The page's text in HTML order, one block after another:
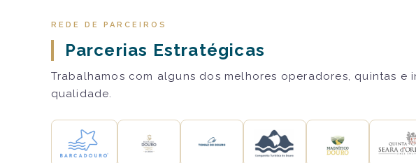
REDE DE PARCEIROS
Parcerias Estratégicas
Trabalhamos com alguns dos melhores operadores, quintas
qualidade.